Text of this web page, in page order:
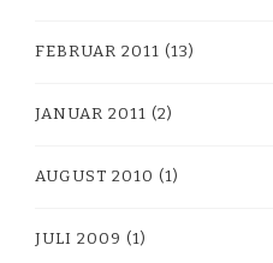
FEBRUAR 2011 (13)
JANUAR 2011 (2)
AUGUST 2010 (1)
JULI 2009 (1)